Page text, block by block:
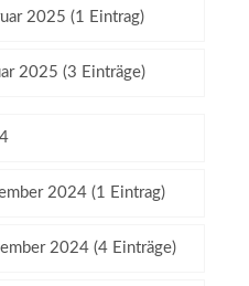
2025 (1 Eintrag)
2025 (3 Einträge)
2024 (1 Eintrag)
2024 (4 Einträge)